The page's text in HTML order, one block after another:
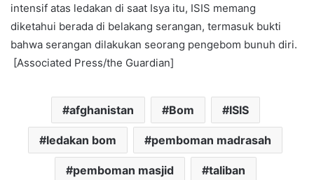
intensif atas ledakan di saat Isya itu, ISIS memang
diketahui berada di belakang serangan, termasuk bukti
bahwa serangan dilakukan seorang pengebom bunuh diri.
[Associated Press/the Guardian]
afghanistan Bom ISIS
ledakan bom pemboman madrasah
pemboman masjid taliban